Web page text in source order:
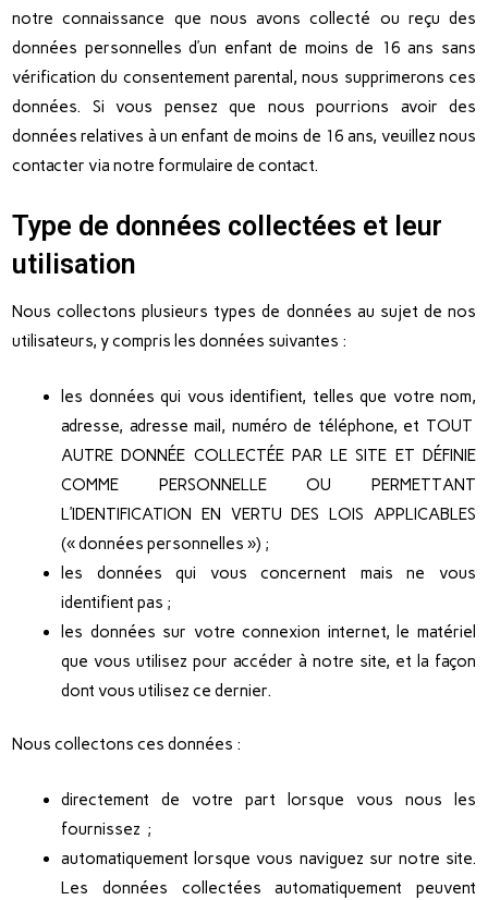
notre connaissance que nous avons collecté ou reçu des
données personnelles d’un enfant de moins de 16 ans sans
vérification du consentement parental, nous supprimerons ces
données. Si vous pensez que nous pourrions avoir des
données relatives à un enfant de moins de 16 ans, veuillez nous
contacter via notre formulaire de contact.
Type de données collectées et leur
utilisation
Nous collectons plusieurs types de données au sujet de nos
utilisateurs, y compris les données suivantes :
les données qui vous identifient, telles que votre nom,
adresse, adresse mail, numéro de téléphone, et TOUT
AUTRE DONNÉE COLLECTÉE PAR LE SITE ET DÉFINIE
COMME PERSONNELLE OU PERMETTANT
L’IDENTIFICATION EN VERTU DES LOIS APPLICABLES
(« données personnelles ») ;
les données qui vous concernent mais ne vous
identifient pas ;
les données sur votre connexion internet, le matériel
que vous utilisez pour accéder à notre site, et la façon
dont vous utilisez ce dernier.
Nous collectons ces données :
directement de votre part lorsque vous nous les
fournissez ;
automatiquement lorsque vous naviguez sur notre site.
Les données collectées automatiquement peuvent